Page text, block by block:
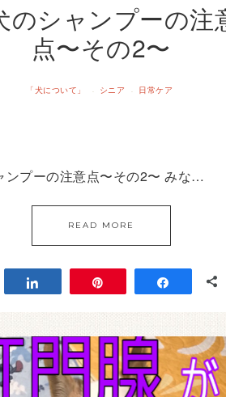
のシャンプーの注
点〜その2〜
「犬について」 · シニア · 日常ケア
ンプーの注意点〜その2〜 みな…
READ MORE
Share